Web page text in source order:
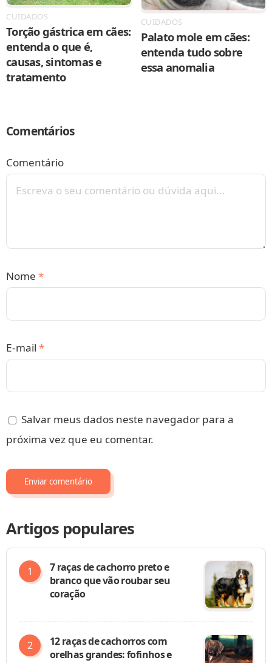
CUIDADOS
Torção gástrica em cães:
entenda o que é,
causas, sintomas e
tratamento
CUIDADOS
Palato mole em cães:
entenda tudo sobre
essa anomalia
Comentários
Comentário
Nome *
E-mail *
Salvar meus dados neste navegador para a
próxima vez que eu comentar.
Artigos populares
7 raças de cachorro preto e
branco que vão roubar seu
coração
12 raças de cachorros com
orelhas grandes: fofinhos e